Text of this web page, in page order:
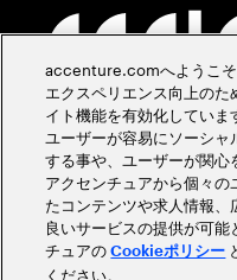
accenture.comへようこ
エクスペリエンス向上の
イト機能を有効化していま
ユーザーが容易にソーシ
する事や、ユーザーが関心
アクセンチュアから個々
たコンテンツや求人情報
良いサービスの提供が可
チュアのCookieポリシー
ください。